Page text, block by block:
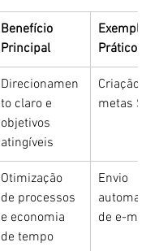
Benefício
Principal
Exemplo
Prático
Direcionamen
to claro e
objetivos
atingíveis
Criação
metas
Otimização
de processos
e economia
de tempo
Envio
de e-